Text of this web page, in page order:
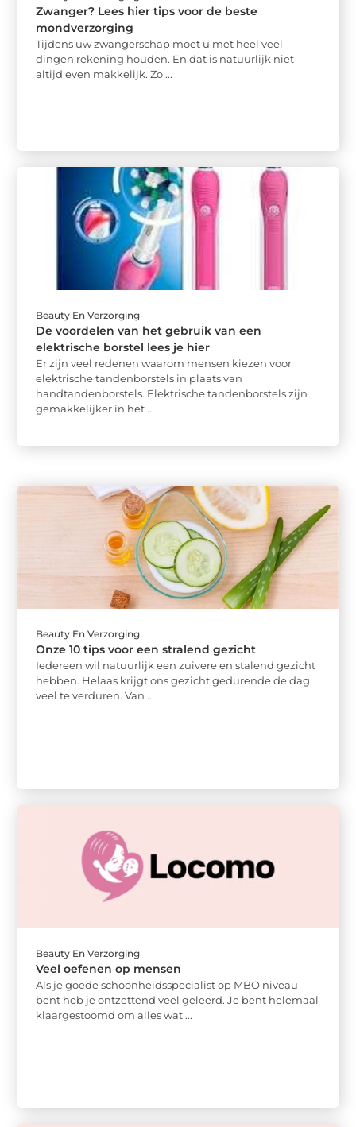
Zwanger? Lees hier tips voor de beste
mondverzorging
Tijdens uw zwangerschap moet u met heel veel
dingen rekening houden. En dat is natuurlijk niet
altijd even makkelijk. Zo ...
Beauty En Verzorging
De voordelen van het gebruik van een
elektrische borstel lees je hier
Er zijn veel redenen waarom mensen kiezen voor
elektrische tandenborstels in plaats van
handtandenborstels. Elektrische tandenborstels zijn
gemakkelijker in het ...
Beauty En Verzorging
Onze 10 tips voor een stralend gezicht
Iedereen wil natuurlijk een zuivere en stalend gezicht
hebben. Helaas krijgt ons gezicht gedurende de dag
veel te verduren. Van ...
Beauty En Verzorging
Veel oefenen op mensen
Als je goede schoonheidsspecialist op MBO niveau
bent heb je ontzettend veel geleerd. Je bent helemaal
klaargestoomd om alles wat ...